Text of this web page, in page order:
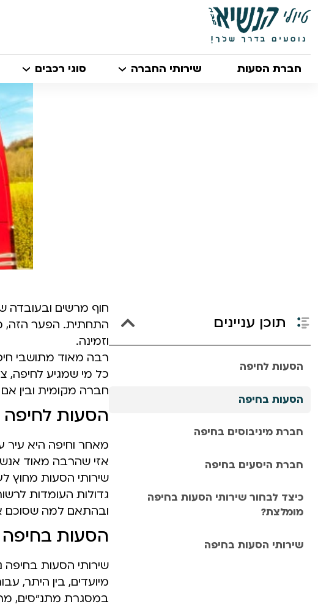
חברת הסעות שירותי החברה סוגי רכבים
תוכן עניינים
הסעות לחיפה
הסעות בחיפה
חברת מיניבוסים בחיפה
חברת היסעים בחיפה
כיצד לבחור שירותי הסעות בחיפה
מומלצת?
שירותי הסעות בחיפה
חוף מרשים ובעובדה
התחתית. הפער הזה,
וזמינה.
רבה מאוד מתושבי
כל מי שמגיע לחיפה,
חברה מקומית ובין
הסעות לחיפה
מאחר וחיפה היא עיר
אזי שהרבה מאוד
שירותי הסעות מחוץ
גדולות העומדות
ובהתאם למה שסוכם
הסעות בחיפה
שירותי הסעות בחיפה
מיועדים, בין היתר,
במסגרת מתנ"סים,